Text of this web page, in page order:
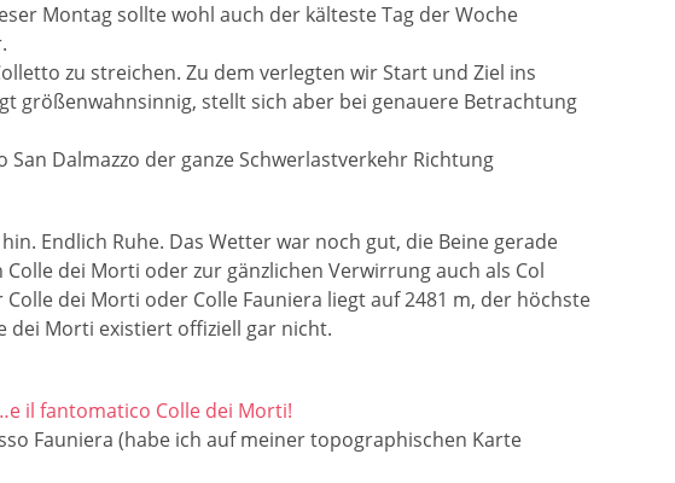
Montag sollte wohl auch der kälteste Tag der Woche
zu streichen. Zu dem verlegten wir Start und Ziel ins
größenwahnsinnig, stellt sich aber bei genauere Betrachtung
Dalmazzo der ganze Schwerlastverkehr Richtung
Endlich Ruhe. Das Wetter war noch gut, die Beine gerade
dei Morti oder zur gänzlichen Verwirrung auch als Col
dei Morti oder Colle Fauniera liegt auf 2481 m, der höchste
dei Morti existiert offiziell gar nicht.
il fantomatico Colle dei Morti!
Fauniera (habe ich auf meiner topographischen Karte